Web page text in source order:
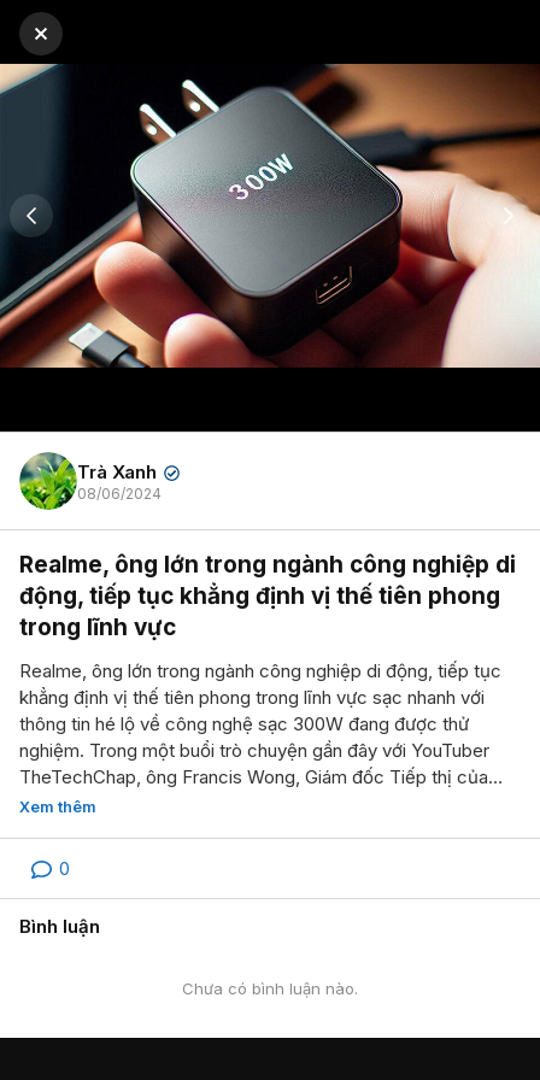
Trà Xanh ✔
08/06/2024
Realme, ông lớn trong ngành công nghiệp di
động, tiếp tục khẳng định vị thế tiên phong
trong lĩnh vực
Realme, ông lớn trong ngành công nghiệp di động, tiếp tục
khẳng định vị thế tiên phong trong lĩnh vực sạc nhanh với
thông tin hé lộ về công nghệ sạc 300W đang được thử
nghiệm. Trong một buổi trò chuyện gần đây với YouTuber
TheTechChap, ông Francis Wong, Giám đốc Tiếp thị của
Realme Global, đã chia sẻ thông tin thú vị này, khiến giới mộ
nhanh của Realme Realme từ lâu đã là cái tên quen thuộc với
những tín đồ công nghệ yêu thích sạc nhanh. Hành trình chinh
nghệ DartCharge 65W trên chiếc GT Master Edition, cho
ngủ quên trên chiến thắng, Realme tiếp tục gây ấn tượng
ngắn thời gian sạc đầy pin 4.500mAh xuống chỉ còn 5 phút.
Xem thêm
0
Bình luận
Chưa có bình luận nào.